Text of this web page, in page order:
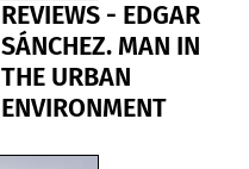
REVIEWS - EDGAR
SÁNCHEZ. MAN IN
THE URBAN
ENVIRONMENT